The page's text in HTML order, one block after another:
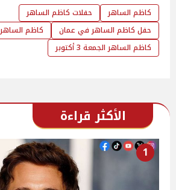
كاظم الساهر
حفلات كاظم الساهر
حفل كاظم الساهر في عمان
كاظم الساهر 2025
كاظم الساهر الجمعة 3 أكتوبر
الأكثر قراءة
1